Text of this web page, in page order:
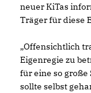
neuer KiTas
Träger für diese
Offensichtlich
Eigenregie zu
für eine so
sollte selbst